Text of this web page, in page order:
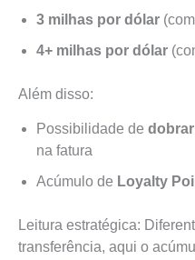
3 milhas por dólar
4+ milhas por dólar
Além disso:
Possibilidade de
na fatura
Acúmulo de Loyalty
Leitura estratégica:
transferência, aqui o